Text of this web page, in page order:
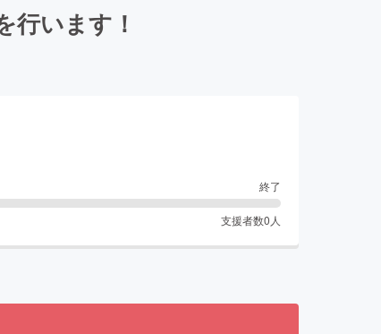
行います！
終了
支援者数0 人